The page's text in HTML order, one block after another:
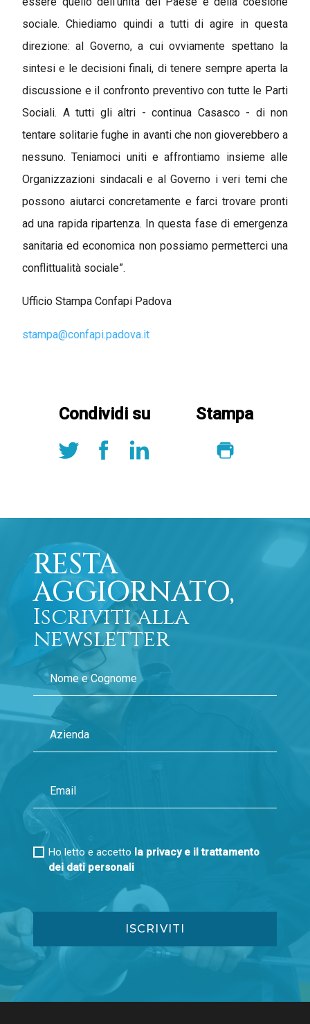
sociale. Chiediamo quindi a tutti di agire in questa
direzione: al Governo, a cui ovviamente spettano la
sintesi e le decisioni finali, di tenere sempre aperta la
discussione e il confronto preventivo con tutte le Parti
Sociali. A tutti gli altri - continua Casasco - di non
tentare solitarie fughe in avanti che non gioverebbero a
nessuno. Teniamoci uniti e affrontiamo insieme alle
Organizzazioni sindacali e al Governo i veri temi che
possono aiutarci concretamente e farci trovare pronti
ad una rapida ripartenza. In questa fase di emergenza
sanitaria ed economica non possiamo permetterci una
conflittualità sociale”.
Ufficio Stampa Confapi Padova
stampa@confapi.padova.it
Condividi su Stampa
RESTA
AGGIORNATO,
Iscriviti alla
newsletter
Ho letto e accetto la privacy e il trattamento
dei dati personali